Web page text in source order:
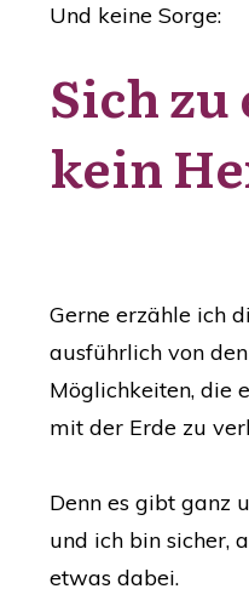
Und keine Sorge:
Sich
kein
Gerne erzähle ich
ausführlich von
Möglichkeiten, die
mit der Erde zu
Denn es gibt ganz
und ich bin sicher,
etwas dabei.